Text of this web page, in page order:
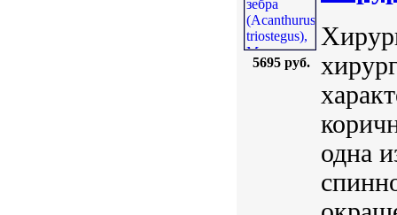
5695 руб.
одна